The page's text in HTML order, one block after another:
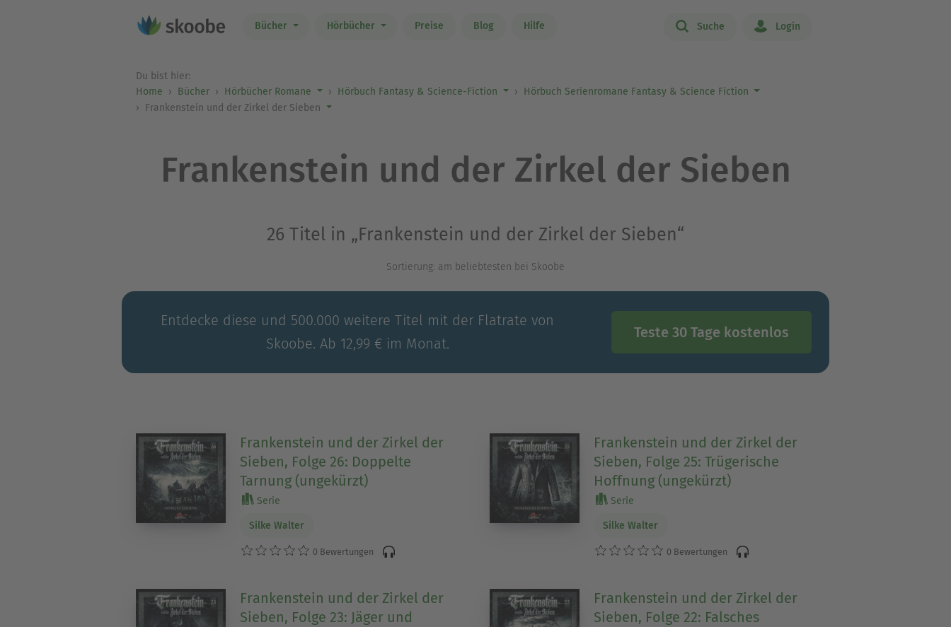
Bücher Hörbücher Preise Blog Hilfe Suche Login
Du bist hier:
Home
Bücher Hörbücher Romane Hörbuch Fantasy & Science-Fiction
Hörbuch Serienromane Fantasy & Science Fiction
Frankenstein und der Zirkel der Sieben
Frankenstein und der Zirkel der Sieben
26 Titel in „Frankenstein und der Zirkel der Sieben“
Sortierung: am beliebtesten bei Skoobe
Entdecke diese und 500.000 weitere Titel mit der Flatrate von
Skoobe. Ab 12,99 € im Monat.
Teste 30 Tage kostenlos
Frankenstein und der Zirkel der
Sieben, Folge 26: Doppelte
Tarnung (ungekürzt)
Serie
Silke Walter
0 Bewertungen
Frankenstein und der Zirkel der
Sieben, Folge 25: Trügerische
Hoffnung (ungekürzt)
Serie
Silke Walter
0 Bewertungen
Frankenstein und der Zirkel der
Sieben, Folge 23: Jäger und
Frankenstein und der Zirkel der
Sieben, Folge 22: Falsches